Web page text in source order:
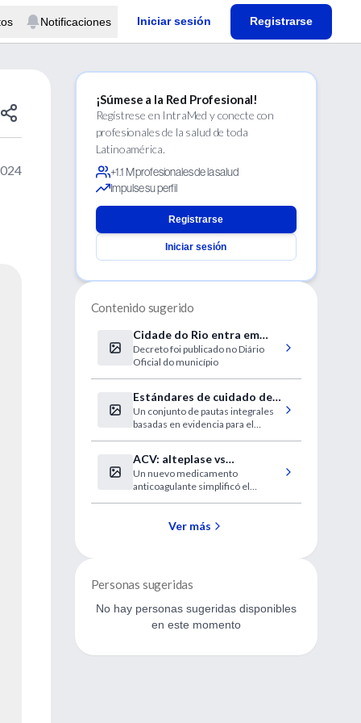
Notificaciones Iniciar sesión Registrarse
¡Súmese a la Red Profesional!
Regístrese en IntraMed y conecte con
profesionales de la salud de toda
Latinoamérica.
+1.1 M profesionales de la salud
Impulse su perfil
Registrarse
Iniciar sesión
Contenido sugerido
Cidade do Rio entra em
situação de emergência
devido a casos de dengue
Decreto foi publicado no Diário
Oficial do município
Estándares de cuidado de
la diabetes 2024
Un conjunto de pautas integrales
basadas en evidencia para el
ACV: alteplase vs
tenecteplase
Un nuevo medicamento
anticoagulante simplificó el
ambulancia especializada
Ver más
Personas sugeridas
No hay personas sugeridas disponibles
en este momento